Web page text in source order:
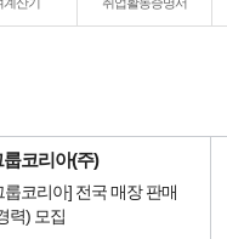
코리아(주)
룹코리아] 전국 매장 판매
력) 모집